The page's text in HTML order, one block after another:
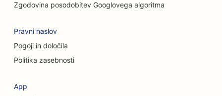
SEO za kavarne
SEO za svetovalna podjetja
SEO za kozmetične kirurge
Zgodovina posodobitev Googlovega algoritma
Pravni naslov
Pogoji in določila
Politika zasebnosti
App